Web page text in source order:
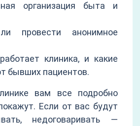
организация быта и
провести анонимное
клиника, и какие
бывших пациентов.
вам все подробно
Если от вас будут
недоговаривать —